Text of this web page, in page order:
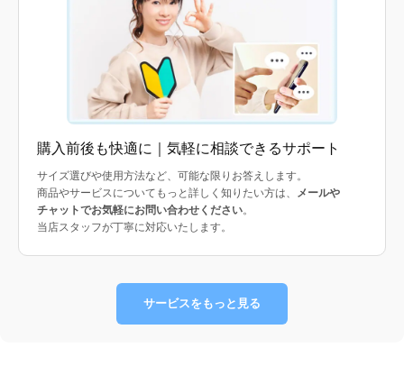
購入前後も快適に｜気軽に相談できるサポート
サイズ選びや使用方法など、可能な限りお答えします。
商品やサービスについてもっと詳しく知りたい方は、 メールや
チャットでお気軽にお問い合わせください。
当店スタッフが丁寧に対応いたします。
サービスをもっと見る